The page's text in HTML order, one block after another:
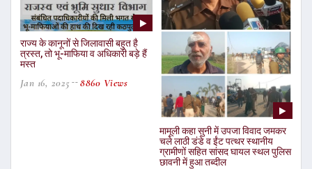
राज्य के कानूनों से जिलावासी बहुत है
त्रस्त, तो भू-माफिया व अधिकारी बड़े हैं
मस्त
Jan 16, 2025 8860 Views
मामूली कहा सुनी में उपजा विवाद जमकर
चले लाठी डंडे व ईंट पत्थर स्थानीय
ग्रामीणों सहित सांसद घायल स्थल पुलिस
छावनी में हुआ तब्दील